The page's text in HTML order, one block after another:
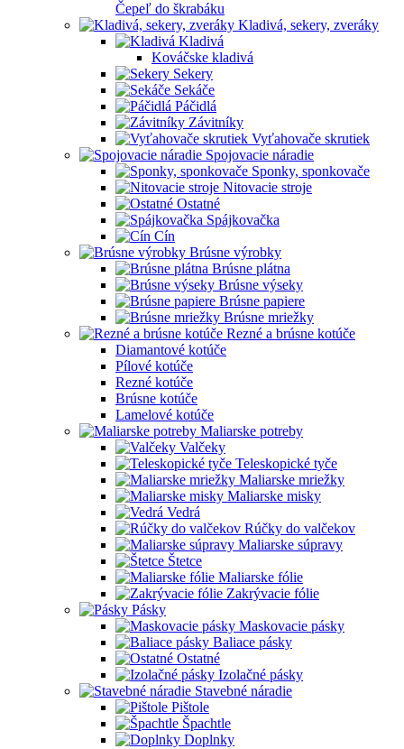
Čepeľ do škrabáku
Kladivá, sekery, zveráky
Kladivá
Kováčske kladivá
Sekery
Sekáče
Páčidlá
Závitníky
Vyťahovače skrutiek
Spojovacie náradie
Sponky, sponkovače
Nitovacie stroje
Ostatné
Spájkovačka
Cín
Brúsne výrobky
Brúsne plátna
Brúsne výseky
Brúsne papiere
Brúsne mriežky
Rezné a brúsne kotúče
Diamantové kotúče
Pílové kotúče
Rezné kotúče
Brúsne kotúče
Lamelové kotúče
Maliarske potreby
Valčeky
Teleskopické tyče
Maliarske mriežky
Maliarske misky
Vedrá
Rúčky do valčekov
Maliarske súpravy
Štetce
Maliarske fólie
Zakrývacie fólie
Pásky
Maskovacie pásky
Baliace pásky
Ostatné
Izolačné pásky
Stavebné náradie
Pištole
Špachtle
Doplnky